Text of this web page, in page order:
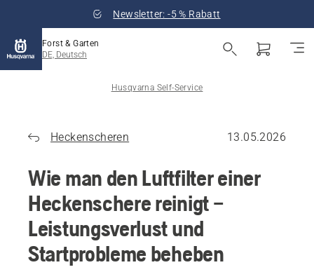
Newsletter: -5 % Rabatt
Forst & Garten
DE, Deutsch
Husqvarna Self-Service
Heckenscheren 13.05.2026
Wie man den Luftfilter einer
Heckenschere reinigt –
Leistungsverlust und
Startprobleme beheben